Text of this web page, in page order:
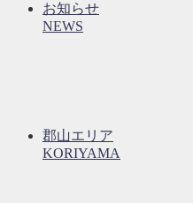
お知らせ
NEWS
郡山エリア
KORIYAMA